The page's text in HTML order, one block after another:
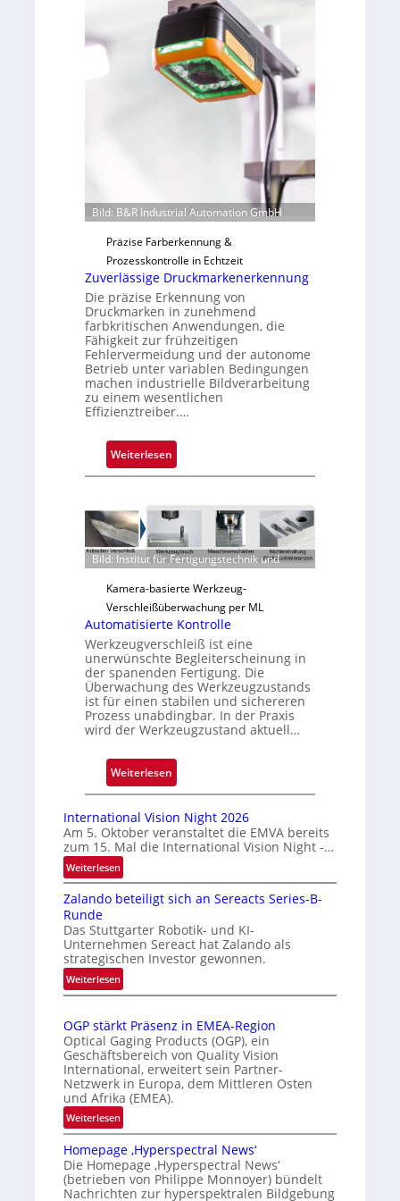
o
H
a
i
b
u
t
F
n
u
Bild: B&R Industrial Automation GmbH
Präzise Farberkennung &
Prozesskontrolle in Echtzeit
Zuverlässige Druckmarkenerkennung
Die präzise Erkennung von
Druckmarken in zunehmend
farbkritischen Anwendungen, die
Fähigkeit zur frühzeitigen
Fehlervermeidung und der autonome
Betrieb unter variablen Bedingungen
machen industrielle Bildverarbeitung
zu einem wesentlichen
Effizienztreiber.…
Weiterlesen:
Z
v
r
l
ä
s
s
i
g
e
D
r
u
k
m
r
k
n
e
r
k
e
n
n
g
Bild: Institut für Fertigungstechnik und
Kamera-basierte Werkzeug-
Verschleißüberwachung per ML
Automatisierte Kontrolle
Werkzeugverschleiß ist eine
unerwünschte Begleiterscheinung in
der spanenden Fertigung. Die
Überwachung des Werkzeugzustands
ist für einen stabilen und sichereren
Prozess unabdingbar. In der Praxis
wird der Werkzeugzustand aktuell…
Weiterlesen:
A
t
o
a
t
s
i
r
e
K
o
n
o
l
l
International Vision Night 2026
Am 5. Oktober veranstaltet die EMVA bereits
zum 15. Mal die International Vision Night -…
Weiterlesen:
I
n
e
r
n
a
o
n
a
l
V
i
s
i
o
n
Zalando beteiligt sich an Sereacts Series-B-
Runde
Das Stuttgarter Robotik- und KI-
Unternehmen Sereact hat Zalando als
strategischen Investor gewonnen.
Weiterlesen:
Z
l
a
n
d
o
b
e
t
e
i
OGP stärkt Präsenz in EMEA-Region
Optical Gaging Products (OGP), ein
Geschäftsbereich von Quality Vision
International, erweitert sein Partner-
Netzwerk in Europa, dem Mittleren Osten
und Afrika (EMEA).
Weiterlesen:
O
G
P
s
Homepage ‚Hyperspectral News‘
Die Homepage ‚Hyperspectral News‘
(betrieben von Philippe Monnoyer) bündelt
Nachrichten zur hyperspektralen Bildgebung